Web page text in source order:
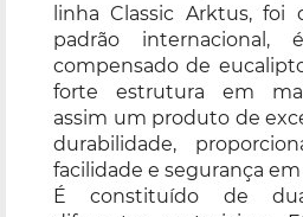
linha Classic Arktus, foi
padrão internacional,
compensado de
forte estrutura em
assim um produto de
durabilidade,
facilidade e segurança
É constituído de